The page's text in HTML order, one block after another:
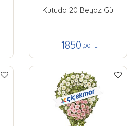
Kutuda 20 Beyaz Gül
1850 ,00 TL